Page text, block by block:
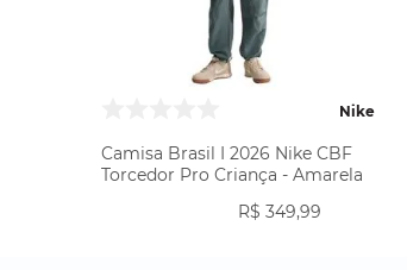
Nike
Camisa Brasil I 2026 Nike CBF
Torcedor Pro Criança - Amarela
R$ 349,99